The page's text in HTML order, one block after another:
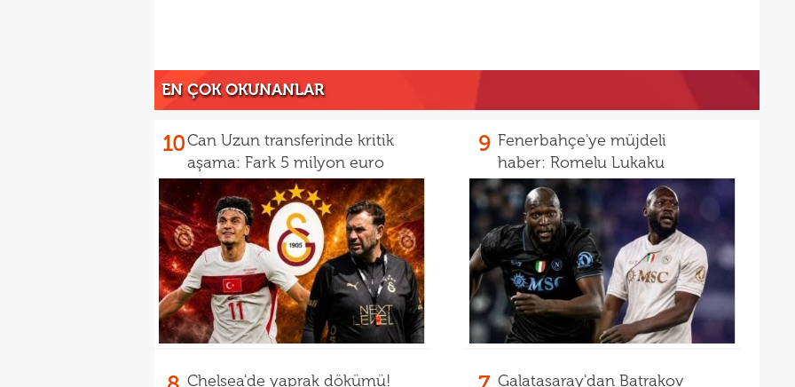
EN ÇOK OKUNANLAR
10Can Uzun transferinde kritik
aşama: Fark 5 milyon euro
9 Fenerbahçe'ye müjdeli
haber: Romelu Lukaku
Chelsea'de yaprak dökümü!
Galatasaray'dan Batrakov